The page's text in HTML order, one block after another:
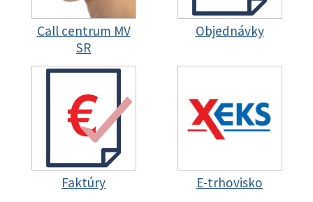
Call centrum MV
SR
Objednávky
Faktúry E-trhovisko